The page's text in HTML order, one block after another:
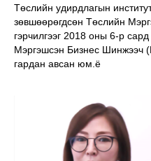
Төслийн удирдлагын
зөвшөөрөгдсөн Төслийн
гэрчилгээг 2018 оны 6-р
Мэргэшсэн Бизнес Шинжээч
гардан авсан юм.ё